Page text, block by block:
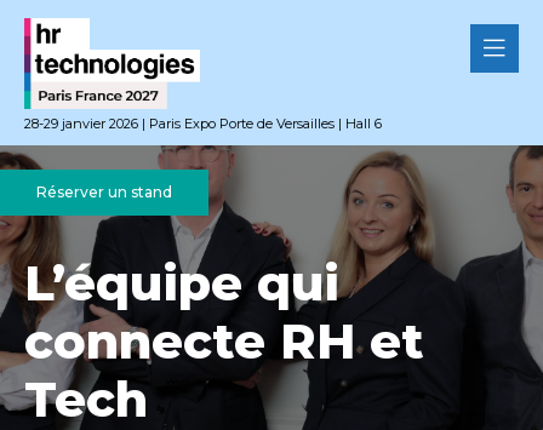
28-29 janvier 2026 | Paris Expo Porte de Versailles | Hall 6
Réserver un stand
L’équipe qui
connecte RH et
Tech